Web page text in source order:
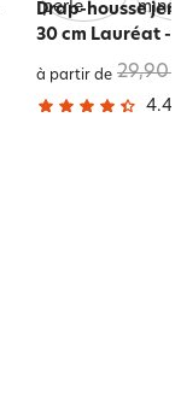
Drap-housse
30 cm Lauréat -
à partir de 29,90
4.4